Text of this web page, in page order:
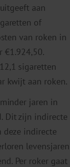
aan
of
van roken in
€1.924,50.
sigaretten
kwijt aan roken.
jaren in
Dit zijn indirecte
deze indirecte
levensjaren
Per roker gaat